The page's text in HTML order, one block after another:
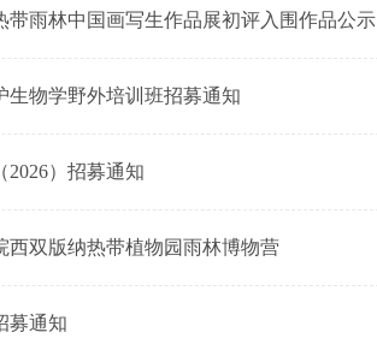
雨林中国画写生作品展初评入围作品公示
生物学野外培训班招募通知
）招募通知
西双版纳热带植物园雨林博物营
募通知